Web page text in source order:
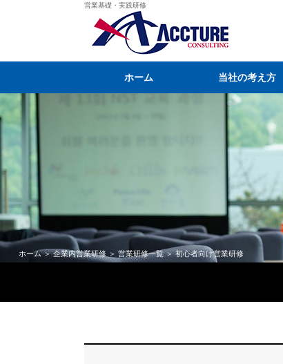
営業基礎・実践研修
ホーム 当社の考え方
ホーム＞企業内営業研修＞ 営業研修一覧＞ 初心者向け営業研修